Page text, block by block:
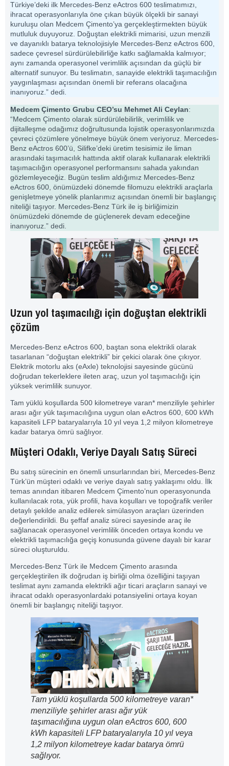
Türkiye’deki ilk Mercedes-Benz eActros 600 teslimatımızı,
ihracat operasyonlarıyla öne çıkan büyük ölçekli bir sanayi
kuruluşu olan Medcem Çimento’ya gerçekleştirmekten büyük
mutluluk duyuyoruz. Doğuştan elektrikli mimarisi, uzun menzili
ve dayanıklı batarya teknolojisiyle Mercedes-Benz eActros 600,
sadece çevresel sürdürülebilirliğe katkı sağlamakla kalmıyor;
aynı zamanda operasyonel verimlilik açısından da güçlü bir
alternatif sunuyor. Bu teslimatın, sanayide elektrikli taşımacılığın
yaygınlaşması açısından önemli bir referans olacağına
inanıyoruz.” dedi.
Medcem Çimento Grubu CEO’su Mehmet Ali Ceylan:
“Medcem Çimento olarak sürdürülebilirlik, verimlilik ve
dijitalleşme odağımız doğrultusunda lojistik operasyonlarımızda
çevreci çözümlere yönelmeye büyük önem veriyoruz. Mercedes-
Benz eActros 600’ü, Silifke’deki üretim tesisimiz ile liman
arasındaki taşımacılık hattında aktif olarak kullanarak elektrikli
taşımacılığın operasyonel performansını sahada yakından
gözlemleyeceğiz. Bugün teslim aldığımız Mercedes-Benz
eActros 600, önümüzdeki dönemde filomuzu elektrikli araçlarla
genişletmeye yönelik planlarımız açısından önemli bir başlangıç
niteliği taşıyor. Mercedes-Benz Türk ile iş birliğimizin
önümüzdeki dönemde de güçlenerek devam edeceğine
inanıyoruz.” dedi.
Uzun yol taşımacılığı için doğuştan elektrikli
çözüm
Mercedes-Benz eActros 600, baştan sona elektrikli olarak
tasarlanan “doğuştan elektrikli” bir çekici olarak öne çıkıyor.
Elektrik motorlu aks (eAxle) teknolojisi sayesinde gücünü
doğrudan tekerleklere ileten araç, uzun yol taşımacılığı için
yüksek verimlilik sunuyor.
Tam yüklü koşullarda 500 kilometreye varan* menziliyle şehirler
arası ağır yük taşımacılığına uygun olan eActros 600, 600 kWh
kapasiteli LFP bataryalarıyla 10 yıl veya 1,2 milyon kilometreye
kadar batarya ömrü sağlıyor.
Müşteri Odaklı, Veriye Dayalı Satış Süreci
Bu satış sürecinin en önemli unsurlarından biri, Mercedes-Benz
Türk’ün müşteri odaklı ve veriye dayalı satış yaklaşımı oldu. İlk
temas anından itibaren Medcem Çimento’nun operasyonunda
kullanılacak rota, yük profili, hava koşulları ve topoğrafik veriler
detaylı şekilde analiz edilerek simülasyon araçları üzerinden
değerlendirildi. Bu şeffaf analiz süreci sayesinde araç ile
sağlanacak operasyonel verimlilik önceden ortaya kondu ve
elektrikli taşımacılığa geçiş konusunda güvene dayalı bir karar
süreci oluşturuldu.
Mercedes-Benz Türk ile Medcem Çimento arasında
gerçekleştirilen ilk doğrudan iş birliği olma özelliğini taşıyan
teslimat aynı zamanda elektrikli ağır ticari araçların sanayi ve
ihracat odaklı operasyonlardaki potansiyelini ortaya koyan
önemli bir başlangıç niteliği taşıyor.
Tam yüklü koşullarda 500 kilometreye varan*
menziliyle şehirler arası ağır yük
taşımacılığına uygun olan eActros 600, 600
kWh kapasiteli LFP bataryalarıyla 10 yıl veya
1,2 milyon kilometreye kadar batarya ömrü
sağlıyor.